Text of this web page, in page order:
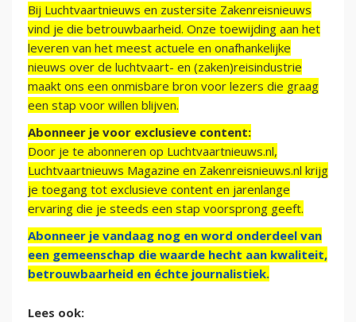
Bij Luchtvaartnieuws en zustersite Zakenreisnieuws
vind je die betrouwbaarheid. Onze toewijding aan het
leveren van het meest actuele en onafhankelijke
nieuws over de luchtvaart- en (zaken)reisindustrie
maakt ons een onmisbare bron voor lezers die graag
een stap voor willen blijven.
Abonneer je voor exclusieve content:
Door je te abonneren op Luchtvaartnieuws.nl,
Luchtvaartnieuws Magazine en Zakenreisnieuws.nl krijg
je toegang tot exclusieve content en jarenlange
ervaring die je steeds een stap voorsprong geeft.
Abonneer je vandaag nog en word onderdeel van
een gemeenschap die waarde hecht aan kwaliteit,
betrouwbaarheid en échte journalistiek.
Lees ook: